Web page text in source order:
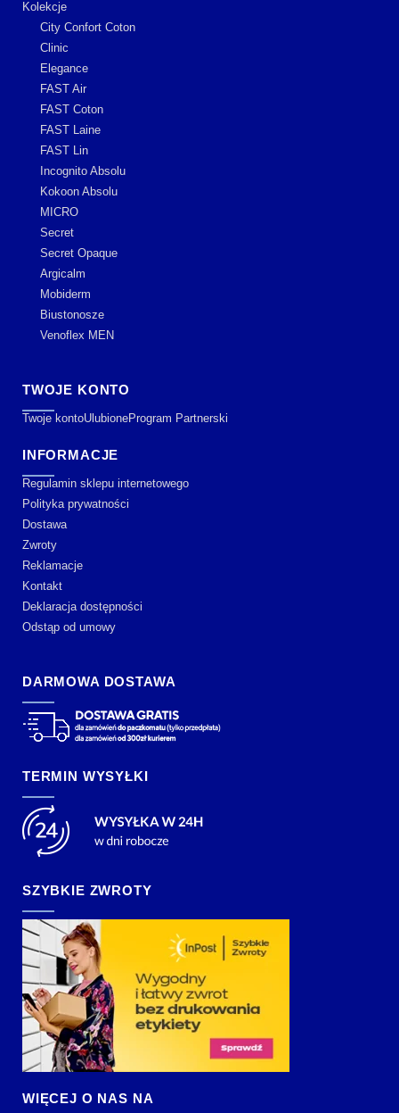
Kolekcje
City Confort Coton
Clinic
Elegance
FAST Air
FAST Coton
FAST Laine
FAST Lin
Incognito Absolu
Kokoon Absolu
MICRO
Secret
Secret Opaque
Argicalm
Mobiderm
Biustonosze
Venoflex MEN
TWOJE KONTO
Twoje kontoUlubioneProgram Partnerski
INFORMACJE
Regulamin sklepu internetowego
Polityka prywatności
Dostawa
Zwroty
Reklamacje
Kontakt
Deklaracja dostępności
Odstąp od umowy
DARMOWA DOSTAWA
TERMIN WYSYŁKI
SZYBKIE ZWROTY
WIĘCEJ O NAS NA